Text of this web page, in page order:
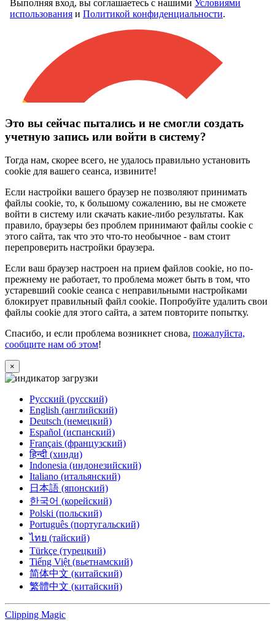
Это вы сейчас пытались и не смогли создать
учетную запись или войти в систему?
Тогда нам, скорее всего, не удалось правильно установить
cookie для вашего сеанса, извините!
Если настройки вашего браузер не позволяют принимать
файлы cookie, то, к большому сожалению, вы не сможете
войти в систему или скачать какие-либо результаты. Как
правило, браузеры без проблем принимают файлы cookie с
этого сайта, так что это что-то необычное - вам стоит
перепроверить настройки браузера.
Если ваш браузер настроен на прием файлов cookie, но по-
прежнему не работает, то проблема может быть в том, что
устаревший cookie сеанса с неправильными настройками
блокирует правильный файл cookie. Попробуйте удалить свои
файлы cookie для этого сайта, а затем повторите попытку.
Спасибо, и если проблема возникнет снова, пожалуйста,
сообщите нам об этом!
×
Русский (русский)
English (английский)
Deutsch (немецкий)
Español (испанский)
Français (французский)
हिन्दी (хинди)
Indonesia (индонезийский)
Italiano (итальянский)
日本語 (японский)
한국어 (корейский)
Polski (польский)
Português (португальский)
ไทย (тайский)
Türkçe (турецкий)
Tiếng Việt (вьетнамский)
简体中文 (китайский)
繁體中文 (китайский)
Clipping Magic